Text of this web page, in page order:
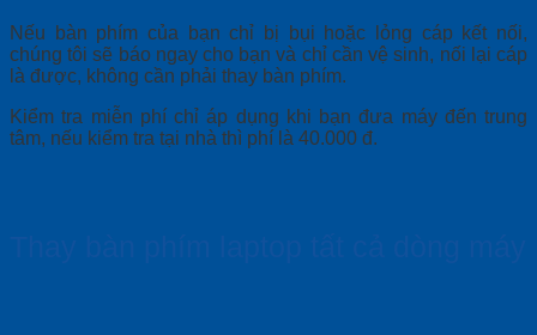
Nếu bàn phím của bạn chỉ bị bụi hoặc lỏng cáp kết nối,
chúng tôi sẽ báo ngay cho bạn và chỉ cần vệ sinh, nối lại cáp
là được, không cần phải thay bàn phím.
Kiểm tra miễn phí chỉ áp dụng khi bạn đưa máy đến trung
tâm, nếu kiểm tra tại nhà thì phí là 40.000 đ.